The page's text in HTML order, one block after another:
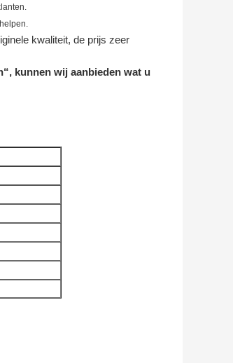
kwaliteit, de prijs zeer
kunnen wij aanbieden wat u